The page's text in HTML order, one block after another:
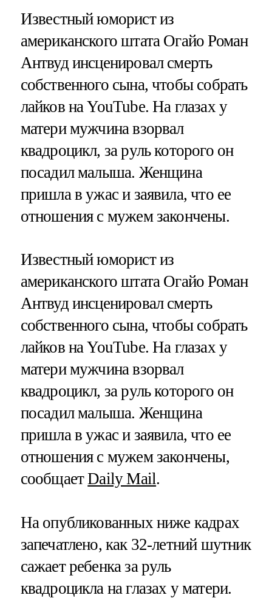
Известный юморист из
американского штата Огайо Роман
Антвуд инсценировал смерть
собственного сына, чтобы собрать
лайков на YouTube. На глазах у
матери мужчина взорвал
квадроцикл, за руль которого он
посадил малыша. Женщина
пришла в ужас и заявила, что ее
отношения с мужем закончены.
Известный юморист из
американского штата Огайо Роман
Антвуд инсценировал смерть
собственного сына, чтобы собрать
лайков на YouTube. На глазах у
матери мужчина взорвал
квадроцикл, за руль которого он
посадил малыша. Женщина
пришла в ужас и заявила, что ее
отношения с мужем закончены,
сообщаетDaily Mail.
На опубликованных ниже кадрах
запечатлено, как 32-летний шутник
сажает ребенка за руль
квадроцикла на глазах у матери.